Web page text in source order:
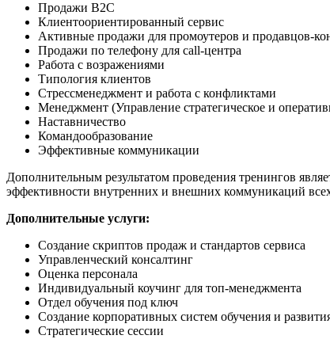
Продажи В2С
Клиентоориентированный сервис
Активные продажи для промоутеров и продавцов-
Продажи по телефону для call-центра
Работа с возражениями
Типология клиентов
Стрессменеджмент и работа с конфликтами
Менеджмент (Управление стратегическое и
Наставничество
Командообразование
Эффективные коммуникации
Дополнительным результатом проведения тренингов
эффективности внутренних и внешних коммуникаций
Дополнительные услуги:
Создание скриптов продаж и стандартов сервиса
Управленческий консалтинг
Оценка персонала
Индивидуальный коучинг для топ-менеджмента
Отдел обучения под ключ
Создание корпоративных систем обучения и
Стратегические сессии